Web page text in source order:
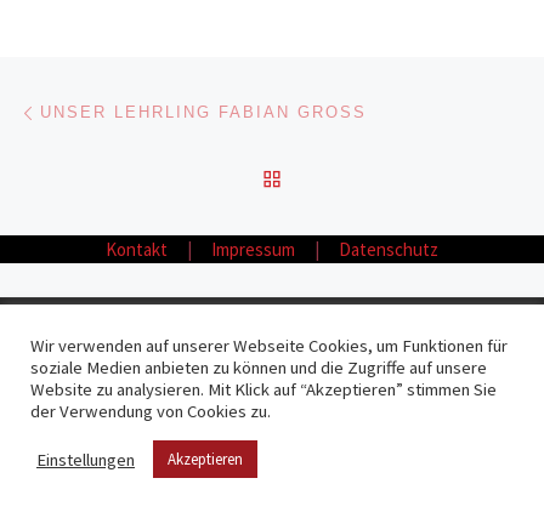
Beitragsnavigation
UNSER LEHRLING FABIAN GROSS
AUCH WIR BRAUCHEN MAL EINE PAUSE!
© 2026 Fliesen Möller GmbH & Co. KG – Alle Rechte vorbehalten
Präsentiert vonWP– Entworfen mit demCustomizr-Theme
Wir verwenden auf unserer Webseite Cookies, um Funktionen für
soziale Medien anbieten zu können und die Zugriffe auf unsere
Website zu analysieren. Mit Klick auf “Akzeptieren” stimmen Sie
der Verwendung von Cookies zu.
Einstellungen Akzeptieren
Kontakt | Impressum | Datenschutz